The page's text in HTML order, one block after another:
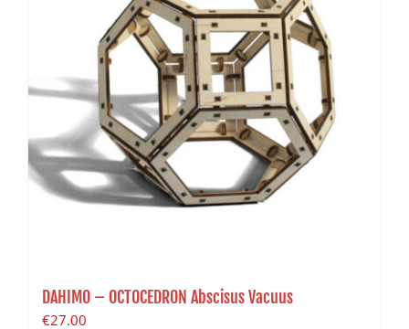
DAHIMO – OCTOCEDRON Abscisus Vacuus
€27.00